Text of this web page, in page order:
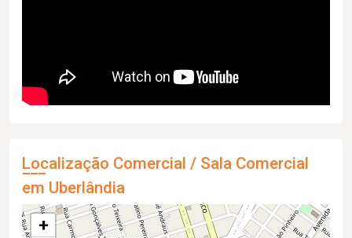
Localização Comercial / Sala Comercial
em Uberlândia
+